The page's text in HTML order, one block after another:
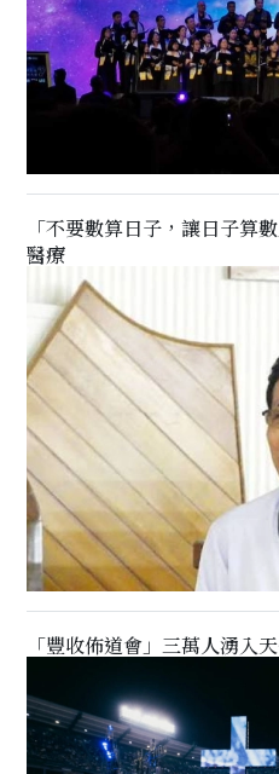
「不要數算日子，讓日子算
醫療
「豐收佈道會」三萬人湧入